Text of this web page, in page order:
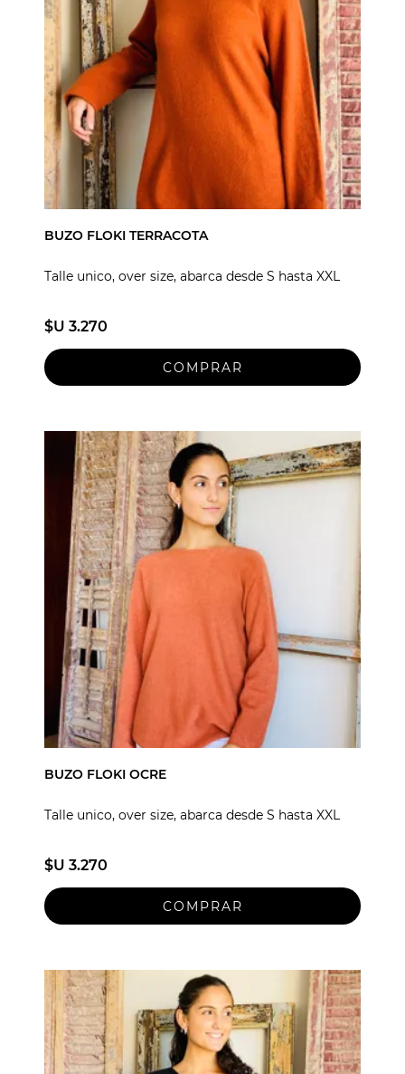
BUZO FLOKI TERRACOTA
Talle unico, over size, abarca desde S hasta XXL
$U 3.270
BUZO FLOKI OCRE
Talle unico, over size, abarca desde S hasta XXL
$U 3.270